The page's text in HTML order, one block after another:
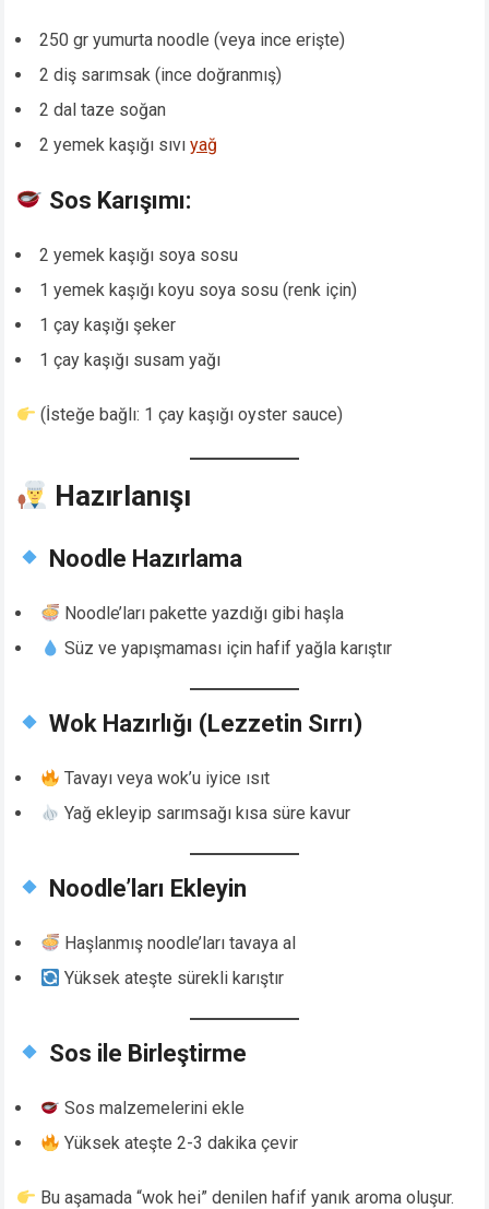
250 gr yumurta noodle (veya ince erişte)
2 diş sarımsak (ince doğranmış)
2 dal taze soğan
2 yemek kaşığı sıvıyağ
Sos Karışımı:
2 yemek kaşığı soya sosu
1 yemek kaşığı koyu soya sosu (renk için)
1 çay kaşığı şeker
1 çay kaşığı susam yağı
(İsteğe bağlı: 1 çay kaşığı oyster sauce)
Hazırlanışı
Noodle Hazırlama
Noodle’ları pakette yazdığı gibi haşla
Süz ve yapışmaması için hafif yağla karıştır
Wok Hazırlığı (Lezzetin Sırrı)
Tavayı veya wok’u iyice ısıt
Yağ ekleyip sarımsağı kısa süre kavur
Noodle’ları Ekleyin
Haşlanmış noodle’ları tavaya al
Yüksek ateşte sürekli karıştır
Sos ile Birleştirme
Sos malzemelerini ekle
Yüksek ateşte 2-3 dakika çevir
Bu aşamada “wok hei” denilen hafif yanık aroma oluşur.